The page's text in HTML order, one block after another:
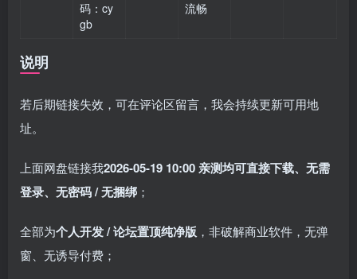
码：cy
gb
流畅
说明
若后期链接失效，可在评论区留言，我会持续更新可用地
址。
上面网盘链接我2026-05-19 10:00 亲测均可直接下载、无需
登录、无密码 / 无捆绑 ；
全部为个人开发 / 论坛置顶纯净版 ，非破解商业软件，无弹
窗、无诱导付费；